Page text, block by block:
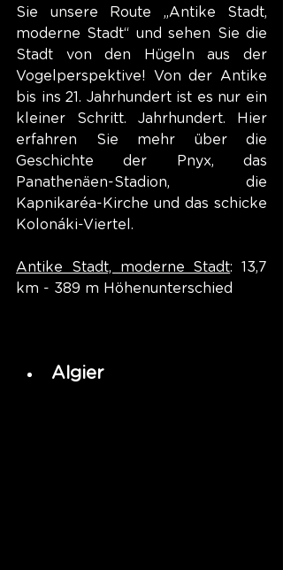
Sie unsere Route „Antike Stadt,
moderne Stadt“ und sehen Sie die
Stadt von den Hügeln aus der
Vogelperspektive! Von der Antike
bis ins 21. Jahrhundert ist es nur ein
kleiner Schritt. Jahrhundert. Hier
erfahren Sie mehr über die
Geschichte der Pnyx, das
Panathenäen-Stadion, die
Kapnikaréa-Kirche und das schicke
Kolonáki-Viertel.
Antike Stadt, moderne Stadt: 13,7
km - 389 m Höhenunterschied
Algier